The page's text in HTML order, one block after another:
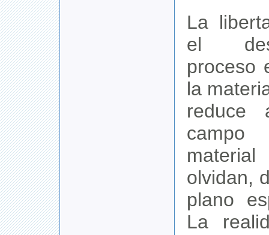
La
el
proceso
la
reduce
olvidan,
plano
La